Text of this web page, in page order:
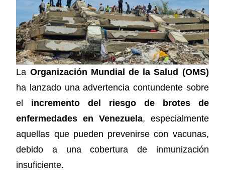
La Organización Mundial de la Salud (OMS)
ha lanzado una advertencia contundente sobre
el incremento del riesgo de brotes de
enfermedades en Venezuela, especialmente
aquellas que pueden prevenirse con vacunas,
debido a una cobertura de inmunización
insuficiente.